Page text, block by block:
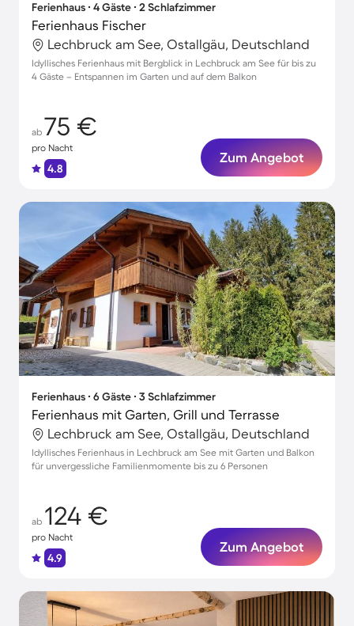
Ferienhaus ∙ 4 Gäste ∙ 2 Schlafzimmer
Ferienhaus Fischer
Lechbruck am See, Ostallgäu, Deutschland
Idyllisches Ferienhaus mit Bergblick in Lechbruck am See für bis zu
4 Gäste – Entspannen im Garten und auf dem Balkon
ab 75 €
pro Nacht
4.8
Zum Angebot
Ferienhaus ∙ 6 Gäste ∙ 3 Schlafzimmer
Ferienhaus mit Garten, Grill und Terrasse
Lechbruck am See, Ostallgäu, Deutschland
Idyllisches Ferienhaus in Lechbruck am See mit Garten und Balkon
für unvergessliche Familienmomente bis zu 6 Personen
ab 124 €
pro Nacht
4.9
Zum Angebot